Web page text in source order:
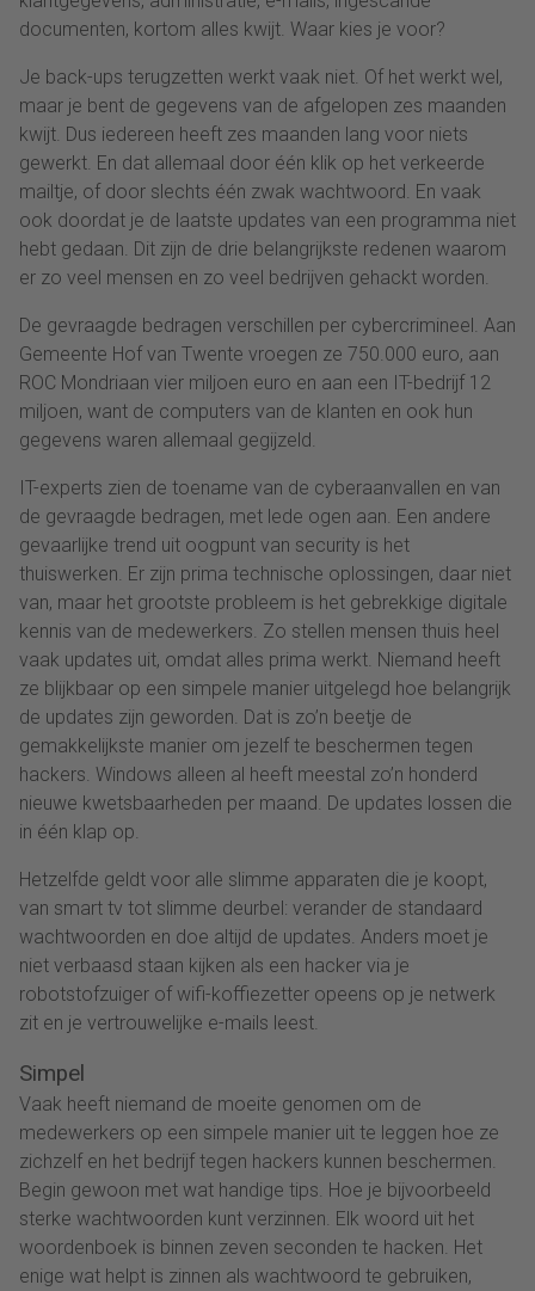
documenten, kortom alles kwijt. Waar kies je voor?
Je back-ups terugzetten werkt vaak niet. Of het werkt wel,
maar je bent de gegevens van de afgelopen zes maanden
kwijt. Dus iedereen heeft zes maanden lang voor niets
gewerkt. En dat allemaal door één klik op het verkeerde
mailtje, of door slechts één zwak wachtwoord. En vaak
ook doordat je de laatste updates van een programma niet
hebt gedaan. Dit zijn de drie belangrijkste redenen waarom
er zo veel mensen en zo veel bedrijven gehackt worden.
De gevraagde bedragen verschillen per cybercrimineel. Aan
Gemeente Hof van Twente vroegen ze 750.000 euro, aan
ROC Mondriaan vier miljoen euro en aan een IT-bedrijf 12
miljoen, want de computers van de klanten en ook hun
gegevens waren allemaal gegijzeld.
IT-experts zien de toename van de cyberaanvallen en van
de gevraagde bedragen, met lede ogen aan. Een andere
gevaarlijke trend uit oogpunt van security is het
thuiswerken. Er zijn prima technische oplossingen, daar niet
van, maar het grootste probleem is het gebrekkige digitale
kennis van de medewerkers. Zo stellen mensen thuis heel
vaak updates uit, omdat alles prima werkt. Niemand heeft
ze blijkbaar op een simpele manier uitgelegd hoe belangrijk
de updates zijn geworden. Dat is zo’n beetje de
gemakkelijkste manier om jezelf te beschermen tegen
hackers. Windows alleen al heeft meestal zo’n honderd
nieuwe kwetsbaarheden per maand. De updates lossen die
in één klap op.
Hetzelfde geldt voor alle slimme apparaten die je koopt,
van smart tv tot slimme deurbel: verander de standaard
wachtwoorden en doe altijd de updates. Anders moet je
niet verbaasd staan kijken als een hacker via je
robotstofzuiger of wifi-koffiezetter opeens op je netwerk
zit en je vertrouwelijke e-mails leest.
Simpel
Vaak heeft niemand de moeite genomen om de
medewerkers op een simpele manier uit te leggen hoe ze
zichzelf en het bedrijf tegen hackers kunnen beschermen.
Begin gewoon met wat handige tips. Hoe je bijvoorbeeld
sterke wachtwoorden kunt verzinnen. Elk woord uit het
woordenboek is binnen zeven seconden te hacken. Het
enige wat helpt is zinnen als wachtwoord te gebruiken,